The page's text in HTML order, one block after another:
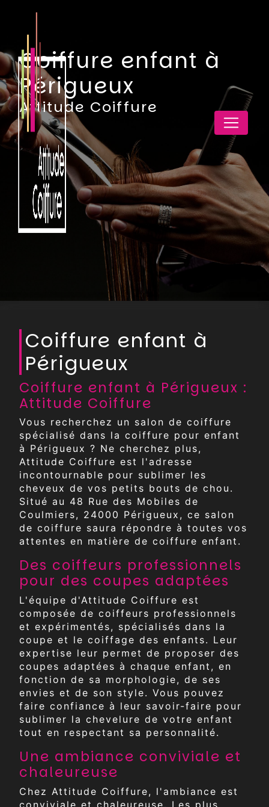
Coiffure enfant à
Périgueux
Attitude Coiffure
Coiffure enfant à
Périgueux
Coiffure enfant à Périgueux :
Attitude Coiffure
Vous recherchez un salon de coiffure
spécialisé dans la coiffure pour enfant
à Périgueux ? Ne cherchez plus,
Attitude Coiffure est l'adresse
incontournable pour sublimer les
cheveux de vos petits bouts de chou.
Situé au 48 Rue des Mobiles de
Coulmiers, 24000 Périgueux, ce salon
de coiffure saura répondre à toutes vos
attentes en matière de coiffure enfant.
Des coiffeurs professionnels
pour des coupes adaptées
L'équipe d'Attitude Coiffure est
composée de coiffeurs professionnels
et expérimentés, spécialisés dans la
coupe et le coiffage des enfants. Leur
expertise leur permet de proposer des
coupes adaptées à chaque enfant, en
fonction de sa morphologie, de ses
envies et de son style. Vous pouvez
faire confiance à leur savoir-faire pour
sublimer la chevelure de votre enfant
tout en respectant sa personnalité.
Une ambiance conviviale et
chaleureuse
Chez Attitude Coiffure, l'ambiance est
conviviale et chaleureuse. Les plus